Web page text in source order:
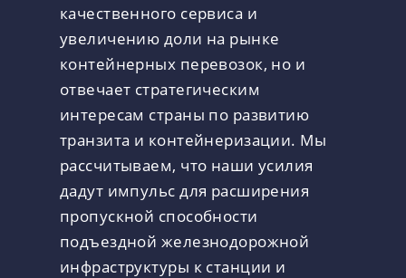
качественного сервиса и
увеличению доли на рынке
контейнерных перевозок, но и
отвечает стратегическим
интересам страны по развитию
транзита и контейнеризации. Мы
рассчитываем, что наши усилия
дадут импульс для расширения
пропускной способности
подъездной железнодорожной
инфраструктуры к станции и